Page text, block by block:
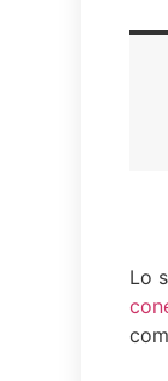
Lo